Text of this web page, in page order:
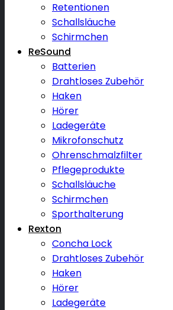
Retentionen
Schallsläuche
Schirmchen
ReSound
Batterien
Drahtloses Zubehör
Haken
Hörer
Ladegeräte
Mikrofonschutz
Ohrenschmalzfilter
Pflegeprodukte
Schallsläuche
Schirmchen
Sporthalterung
Rexton
Concha Lock
Drahtloses Zubehör
Haken
Hörer
Ladegeräte